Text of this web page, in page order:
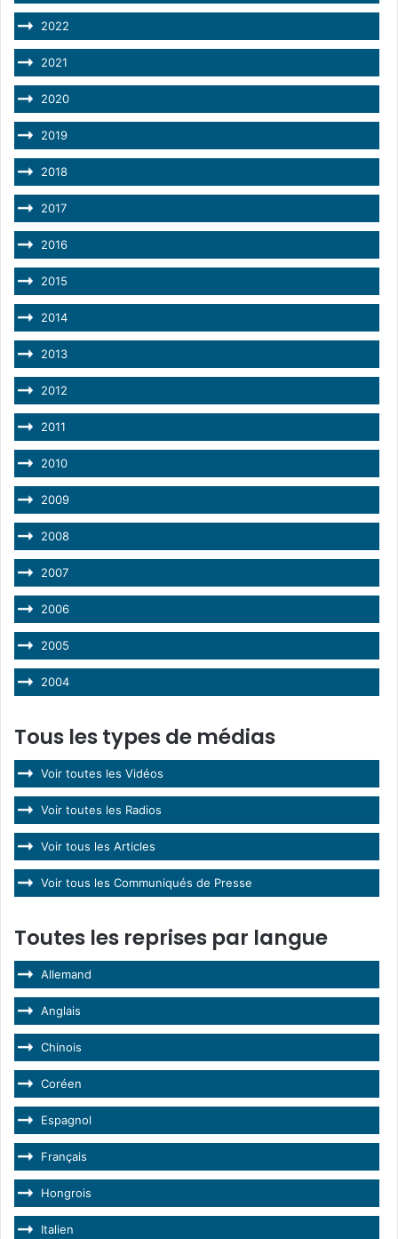
2022
2021
2020
2019
2018
2017
2016
2015
2014
2013
2012
2011
2010
2009
2008
2007
2006
2005
2004
Tous les types de médias
Voir toutes les Vidéos
Voir toutes les Radios
Voir tous les Articles
Voir tous les Communiqués de Presse
Toutes les reprises par langue
Allemand
Anglais
Chinois
Coréen
Espagnol
Français
Hongrois
Italien